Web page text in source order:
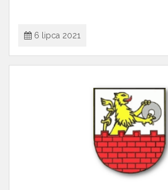
6 lipca 2021